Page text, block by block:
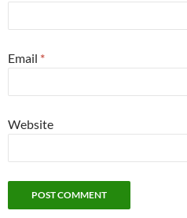
Email *
Website